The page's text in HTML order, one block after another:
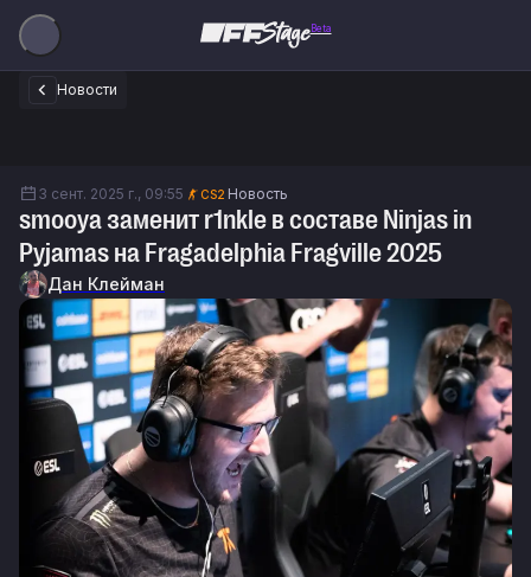
Beta
Новости
3 сент. 2025 г., 09:55 CS2 Новость
smooya заменит r1nkle в составе Ninjas in
Pyjamas на Fragadelphia Fragville 2025
Дан Клейман